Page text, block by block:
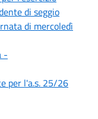
di seggio
di mercoledì
-
per l'a.s. 25/26